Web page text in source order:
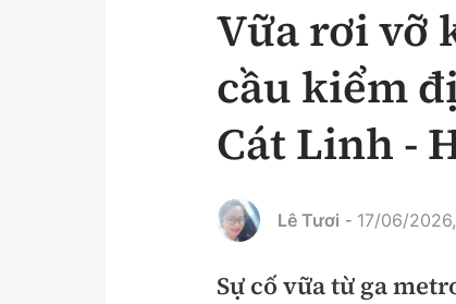
Chuyện dọc đường Vật liệu xây
Giám định
Quản lý đô
An toàn
Giao thông
Vữa rơi vỡ
cầu kiểm
Cát Linh -
Lê Tươi - 17/06/
Sự cố vữa từ ga